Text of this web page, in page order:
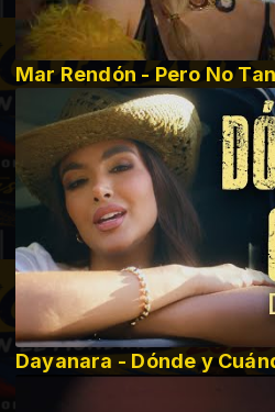
Mar Rendón - Pero No
Dayanara - Dónde y